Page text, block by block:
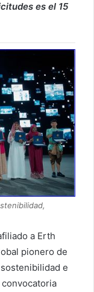
es el 15
a Erth
pionero de
e